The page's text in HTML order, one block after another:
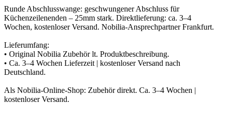
Runde Abschlusswange: geschwungener Abschluss für
Küchenzeilenenden – 25mm stark. Direktlieferung: ca. 3–4
Wochen, kostenloser Versand. Nobilia-Ansprechpartner Frankfurt.
Lieferumfang:
• Original Nobilia Zubehör lt. Produktbeschreibung.
• Ca. 3–4 Wochen Lieferzeit | kostenloser Versand nach
Deutschland.
Als Nobilia-Online-Shop: Zubehör direkt. Ca. 3–4 Wochen |
kostenloser Versand.